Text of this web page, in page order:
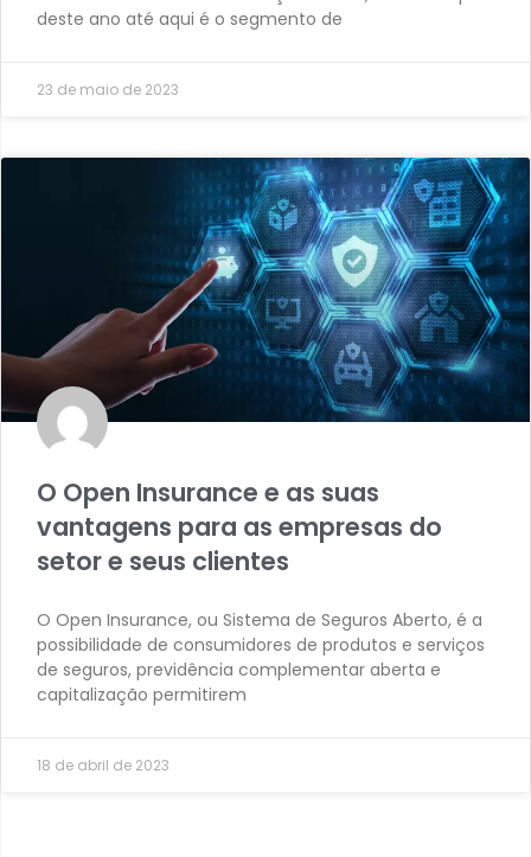
deste ano até aqui é o segmento de
23 de maio de 2023
O Open Insurance e as suas
vantagens para as empresas do
setor e seus clientes
O Open Insurance, ou Sistema de Seguros Aberto, é a
possibilidade de consumidores de produtos e serviços
de seguros, previdência complementar aberta e
capitalização permitirem
18 de abril de 2023